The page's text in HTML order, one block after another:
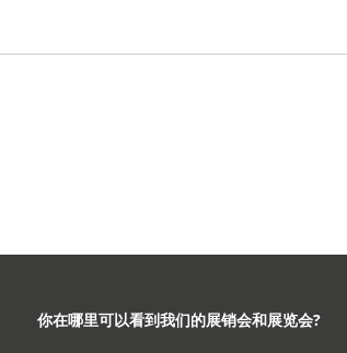
你在哪里可以看到我们的展销会和展览会?